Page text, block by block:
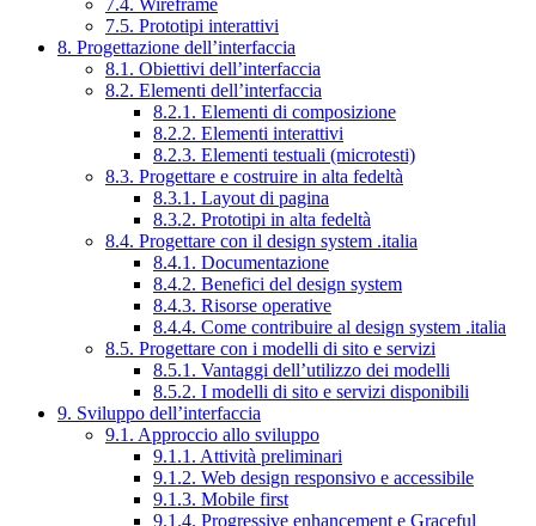
7.4. Wireframe
7.5. Prototipi interattivi
8. Progettazione dell’interfaccia
8.1. Obiettivi dell’interfaccia
8.2. Elementi dell’interfaccia
8.2.1. Elementi di composizione
8.2.2. Elementi interattivi
8.2.3. Elementi testuali (microtesti)
8.3. Progettare e costruire in alta fedeltà
8.3.1. Layout di pagina
8.3.2. Prototipi in alta fedeltà
8.4. Progettare con il design system .italia
8.4.1. Documentazione
8.4.2. Benefici del design system
8.4.3. Risorse operative
8.4.4. Come contribuire al design system .italia
8.5. Progettare con i modelli di sito e servizi
8.5.1. Vantaggi dell’utilizzo dei modelli
8.5.2. I modelli di sito e servizi disponibili
9. Sviluppo dell’interfaccia
9.1. Approccio allo sviluppo
9.1.1. Attività preliminari
9.1.2. Web design responsivo e accessibile
9.1.3. Mobile first
9.1.4. Progressive enhancement e Graceful